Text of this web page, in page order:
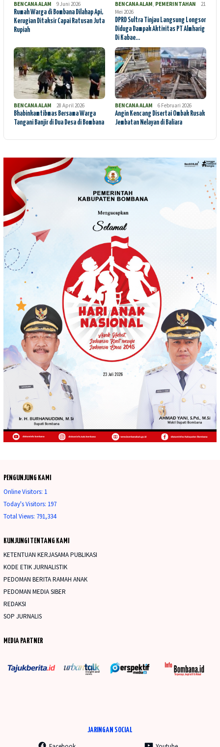
BENCANA ALAM
9 Juni 2026
Rumah Warga di Bombana Dilahap Api,
Kerugian Ditaksir Capai Ratusan Juta
Rupiah
BENCANA ALAM, PEMERINTAHAN
21
Mei 2026
DPRD Sultra Tinjau Langsung Longsor
Diduga Dampak Aktivitas PT Almharig
Di Kabae…
BENCANA ALAM
28 April 2026
Bhabinkamtibmas Bersama Warga
Tangani Banjir di Dua Desa di Bombana
BENCANA ALAM
6 Februari 2026
Angin Kencang Disertai Ombak Rusak
Jembatan Nelayan di Baliara
PENGUNJUNG KAMI
Online Visitors: 1
Today's Visitors: 197
Total Views: 791,334
KUNJUNGI TENTANG KAMI
KETENTUAN KERJASAMA PUBLIKASI
KODE ETIK JURNALISTIK
PEDOMAN BERITA RAMAH ANAK
PEDOMAN MEDIA SIBER
REDAKSI
SOP JURNALIS
MEDIA PARTNER
JARINGAN SOCIAL